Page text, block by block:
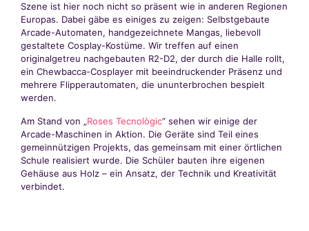
Szene ist hier noch nicht so präsent wie in anderen Regionen
Europas. Dabei gäbe es einiges zu zeigen: Selbstgebaute
Arcade-Automaten, handgezeichnete Mangas, liebevoll
gestaltete Cosplay-Kostüme. Wir treffen auf einen
originalgetreu nachgebauten R2-D2, der durch die Halle rollt,
ein Chewbacca-Cosplayer mit beeindruckender Präsenz und
mehrere Flipperautomaten, die ununterbrochen bespielt
werden.
Am Stand von „Roses Tecnològic“ sehen wir einige der
Arcade-Maschinen in Aktion. Die Geräte sind Teil eines
gemeinnützigen Projekts, das gemeinsam mit einer örtlichen
Schule realisiert wurde. Die Schüler bauten ihre eigenen
Gehäuse aus Holz – ein Ansatz, der Technik und Kreativität
verbindet.